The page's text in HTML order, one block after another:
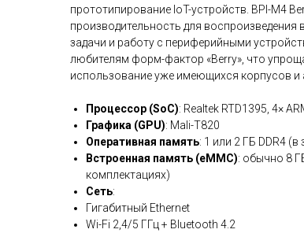
прототипирование IoT-устройств. BPI-M4
производительность для
задачи и работу с периферийными
любителям форм-фактор «Berry», что
использование уже имеющихся корпусов и
Процессор (SoC): Realtek RTD1395, 4×
Графика (GPU): Mali-T820
Оперативная память: 1 или 2 ГБ DDR4
Встроенная память (eMMC): обычно 8
комплектациях)
Сеть:
Гигабитный Ethernet
Wi-Fi 2,4/5 ГГц + Bluetooth 4.2